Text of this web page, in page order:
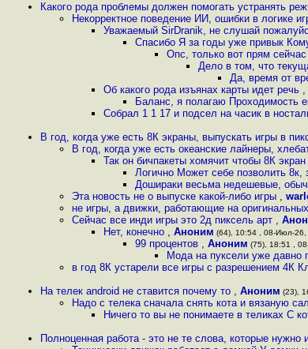
Какого рода проблемы должен помогать устранять
Некорректное поведение ИИ, ошибки в логике
Уважаемый SirDranik, не слушай
Спасибо Я за годы уже привык
Опс, только вот прям
Дело в том, что
Да, время от
Об какого рода изъянах карты идет речь ,
Баланс, я полагаю Проходимость
Собрал 1 1 17 и подсел на часик в
В год, когда уже есть 8К экраны, выпускать игры в
В год, когда уже есть океанские лайнеры,
Так он бичпакеты хомячит чтобы 8К экран
Логично Может себе позволить 8к,
Дошираки весьма недешевые,
Эта новость не о выпуске какой-либо игры ,
не игры, а движки, работающие на
Сейчас все инди игры это 2д пиксель арт ,
Нет, конечно , Аноним (64), 10:54 , 08-Июл-26,
99 процентов , Аноним (75), 18:51 ,
Мода на пуксели уже давно
в год 8К устарели все игры с разрешением 4К
На телек android не ставится почему то , Аноним (23),
Надо с телека сначала снять кота и вязаную
Ничего то вы не понимаете в теликах С
Полноценная работа - это не те слова, которые нужно